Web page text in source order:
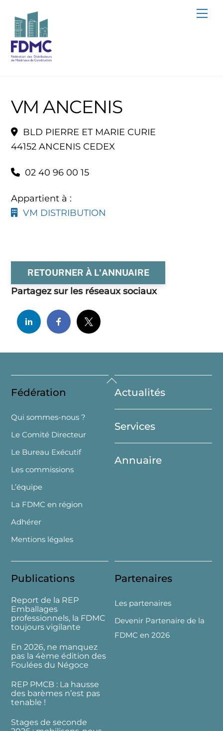
content
VM ANCENIS
BLD PIERRE ET MARIE CURIE
44152 ANCENIS CEDEX
02 40 96 00 15
Appartient à :
VM DISTRIBUTION
RETOURNER À L'ANNUAIRE
Partagez sur les réseaux sociaux
Back
To
Top
Fédération
Qui sommes-nous ?
Le Comité Directeur
Le Bureau Exécutif
Les commissions
L’équipe
La FDMC en région
Adhérer
Mentions légales
Actualités
Services
Annuaire
Publications
Report de la REP
Emballages
professionnels, la FDMC
toujours vigilante
En 2026, ne manquez
pas la 4ème édition des
Foulées du Négoce
REP PMCB : La hausse
des barèmes n’est pas
tenable !
Stages de seconde
Partenaires
Les partenaires
Devenir Partenaire de la
FDMC en 2026